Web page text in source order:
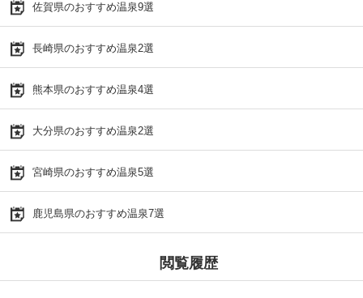
佐賀県のおすすめ温泉9選
長崎県のおすすめ温泉2選
熊本県のおすすめ温泉4選
大分県のおすすめ温泉2選
宮崎県のおすすめ温泉5選
鹿児島県のおすすめ温泉7選
閲覧履歴